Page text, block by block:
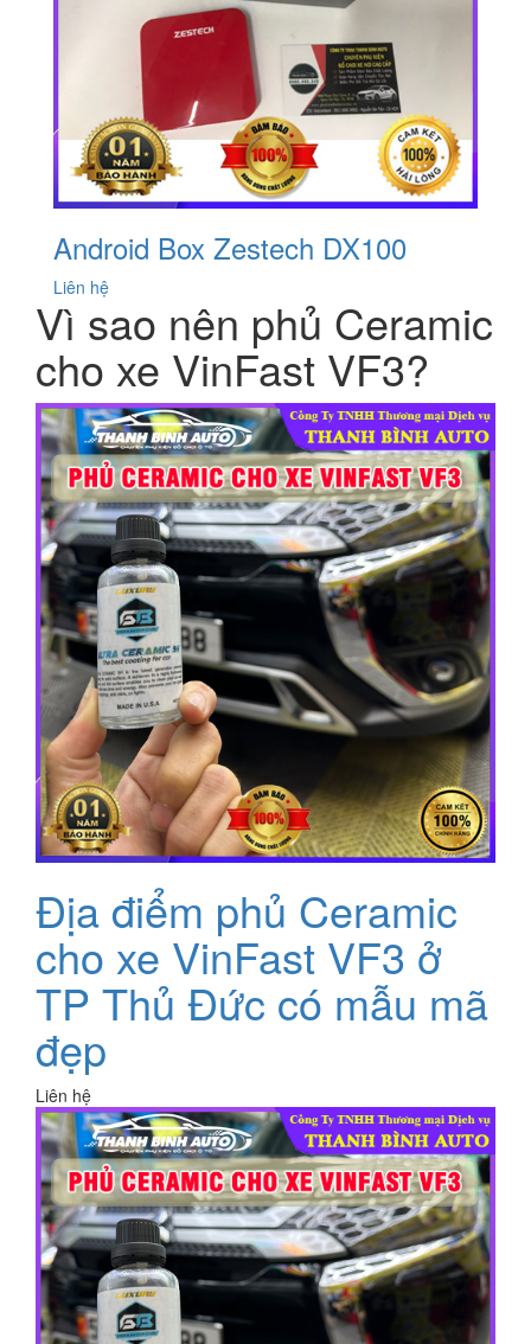
Android Box Zestech DX100
Liên hệ
Vì sao nên phủ Ceramic
cho xe VinFast VF3?
Địa điểm phủ Ceramic
cho xe VinFast VF3 ở
TP Thủ Đức có mẫu mã
đẹp
Liên hệ